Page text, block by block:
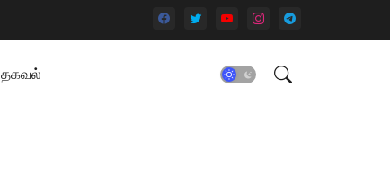
தகவல்